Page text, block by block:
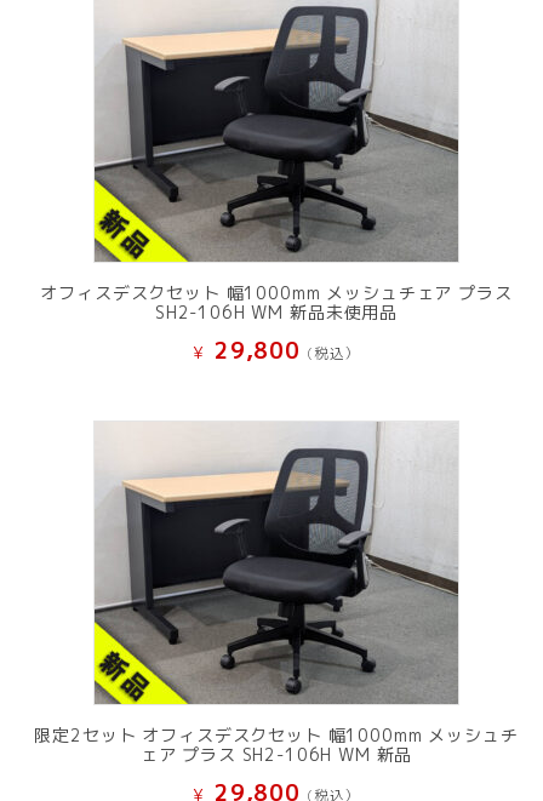
オフィスデスクセット 幅1000mm メッシュチェア プラス
SH2-106H WM 新品未使用品
¥ 29,800 (税込）
限定2セット オフィスデスクセット 幅1000mm メッシュチ
ェア プラス SH2-106H WM 新品
¥ 29,800 (税込）